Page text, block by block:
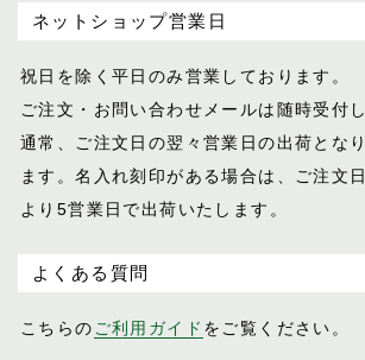
ネットショップ営業日
祝日を除く平日のみ営業しております。
ご注文・お問い合わせメールは随時受付し
通常、ご注文日の翌々営業日の出荷となり
ます。名入れ刻印がある場合は、ご注文日
より5営業日で出荷いたします。
よくある質問
こちらの ご利用ガイド をご覧ください。